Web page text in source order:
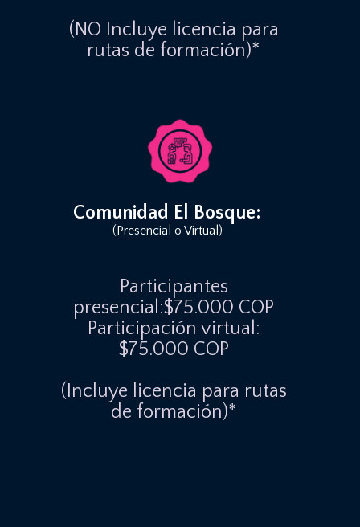
(NO Incluye licencia para
rutas de formación)*
Comunidad El Bosque:
(Presencial o Virtual)
Participantes
presencial:$75.000 COP
Participación virtual:
$75.000 COP
(Incluye licencia para rutas
de formación)*